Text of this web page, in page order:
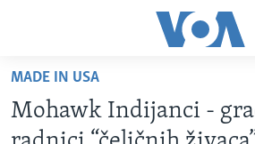
glavni
sadržaj
TV PROGRAM
VIDEO
MADE IN USA
Mohawk Indijanci -